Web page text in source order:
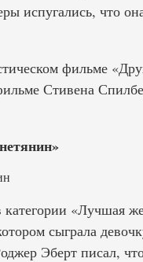
испугались, что
фильме
Стивена
«Лучшая
сыграла
Эберт писал,